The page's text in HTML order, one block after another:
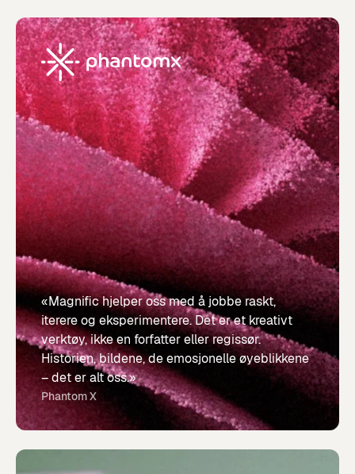
«Magnific hjelper oss med å jobbe raskt,
iterere og eksperimentere. Det er et kreativt
verktøy, ikke en forfatter eller regissør.
Historien, bildene, de emosjonelle øyeblikkene
– det er alt oss.»
Phantom X